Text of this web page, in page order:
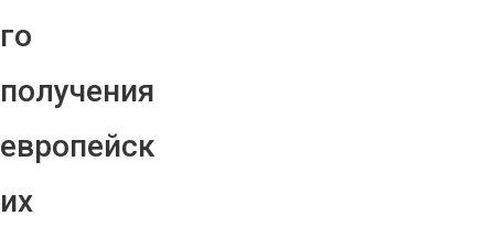
го
получения
европейск
их